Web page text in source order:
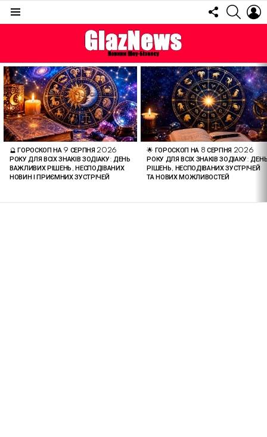
FOLLOW
US
ОСТАННІ
СТАТТІ
🔮 ГОРОСКОП НА 9 СЕРПНЯ 2026
РОКУ ДЛЯ ВСІХ ЗНАКІВ ЗОДІАКУ: ДЕНЬ
ВАЖЛИВИХ РІШЕНЬ, НЕСПОДІВАНИХ
НОВИН І ПРИЄМНИХ ЗУСТРІЧЕЙ
🌟 ГОРОСКОП НА 8 СЕРПНЯ 2026
РОКУ ДЛЯ ВСІХ ЗНАКІВ ЗОДІАКУ:
РІШЕНЬ, НЕСПОДІВАНИХ ЗУСТРІЧЕЙ
ТА НОВИХ МОЖЛИВОСТЕЙ